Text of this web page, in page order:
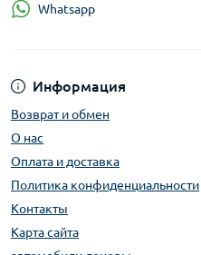
Информация
Возврат и обмен
О нас
Оплата и доставка
Политика конфиденциальности
Контакты
Карта сайта
Whatsapp